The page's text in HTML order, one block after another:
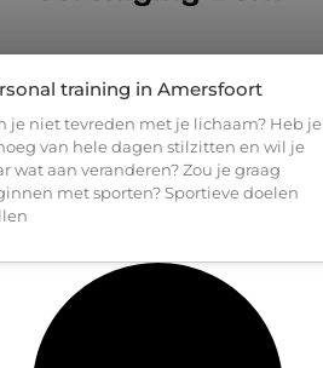
training in Amersfoort
je niet tevreden met je lichaam? Heb je
van hele dagen stilzitten en wil je
wat aan veranderen? Zou je graag
met sporten? Sportieve doelen